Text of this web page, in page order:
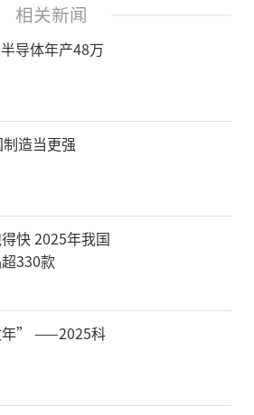
相关新闻
导体年产48万
造当更强
快 2025年我国
330款
年” ——2025科